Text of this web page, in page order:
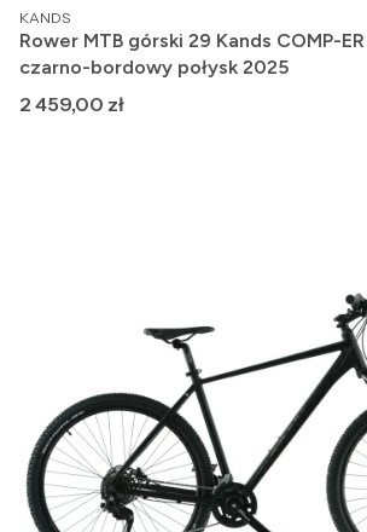
PRODUCENT
KANDS
Rower MTB górski 29 Kands COMP-
czarno-bordowy połysk 2025
Cena
2 459,00 zł